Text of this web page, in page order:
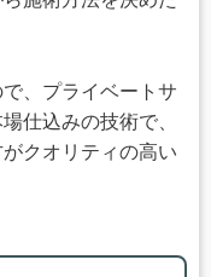
、プライベートサ
仕込みの技術で、
クオリティの高い